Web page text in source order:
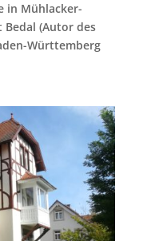
in Mühlacker-
Bedal (Autor des
Württemberg